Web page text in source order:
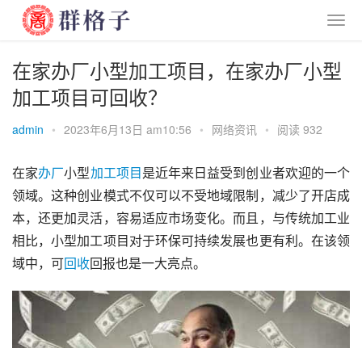
在家办厂小型加工项目，在家办厂小型
加工项目可回收？
admin • 2023年6月13日 am10:56 • 网络资讯 • 阅读 932
在家办厂小型加工项目是近年来日益受到创业者欢迎的一个
领域。这种创业模式不仅可以不受地域限制，减少了开店成
本，还更加灵活，容易适应市场变化。而且，与传统加工业
相比，小型加工项目对于环保可持续发展也更有利。在该领
域中，可回收回报也是一大亮点。